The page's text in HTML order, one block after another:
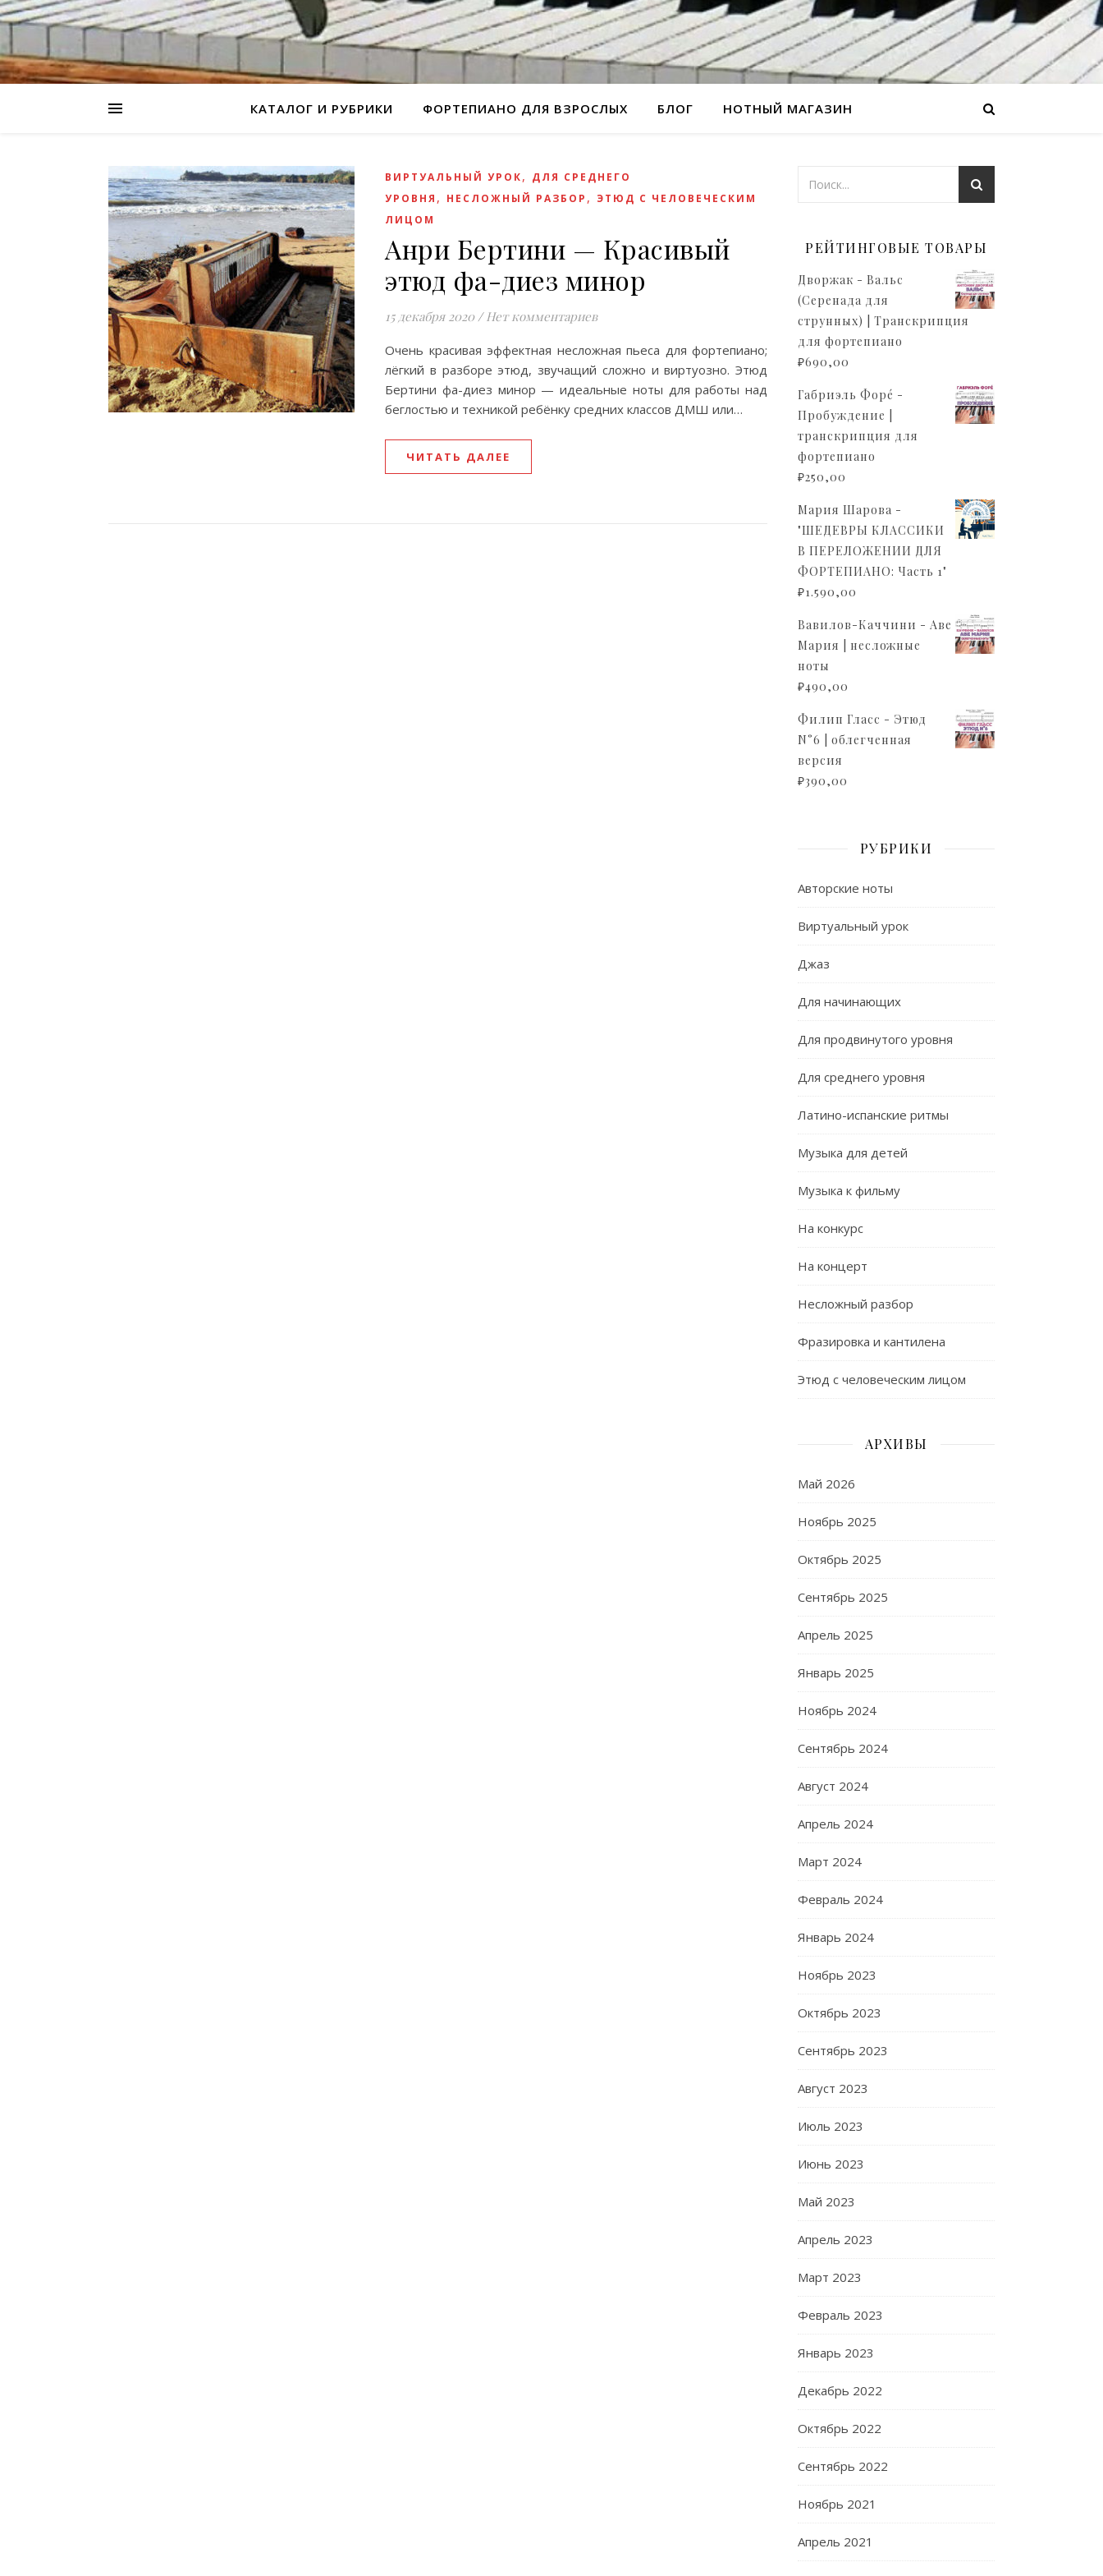
КАТАЛОГ И РУБРИКИ ФОРТЕПИАНО ДЛЯ ВЗРОСЛЫХ БЛОГ НОТНЫЙ МАГАЗИН
ВИРТУАЛЬНЫЙ УРОК, ДЛЯ СРЕДНЕГО
УРОВНЯ , НЕСЛОЖНЫЙ РАЗБОР , ЭТЮД С ЧЕЛОВЕЧЕСКИМ
ЛИЦОМ
Анри Бертини — Красивый
этюд фа-диез минор
15 декабря 2020 / Нет комментариев
Очень красивая эффектная несложная пьеса для фортепиано;
лёгкий в разборе этюд, звучащий сложно и виртуозно. Этюд
Бертини фа-диез минор — идеальные ноты для работы над
беглостью и техникой ребёнку средних классов ДМШ или…
ЧИТАТЬ ДАЛЕЕ
РЕЙТИНГОВЫЕ ТОВАРЫ
Дворжак - Вальс
(Серенада для
струнных) | Транскрипция
для фортепиано
₽690,00
Габриэль Форé -
Пробуждение |
транскрипция для
фортепиано
₽250,00
Мария Шарова -
"ШЕДЕВРЫ КЛАССИКИ
В ПЕРЕЛОЖЕНИИ ДЛЯ
ФОРТЕПИАНО: Часть 1"
₽1.590,00
Вавилов-Каччини - Аве
Мария | несложные
ноты
₽490,00
Филип Гласс - Этюд
N°6 | облегченная
версия
₽390,00
РУБРИКИ
Авторские ноты
Виртуальный урок
Джаз
Для начинающих
Для продвинутого уровня
Для среднего уровня
Латино-испанские ритмы
Музыка для детей
Музыка к фильму
На конкурс
На концерт
Несложный разбор
Фразировка и кантилена
Этюд с человеческим лицом
АРХИВЫ
Май 2026
Ноябрь 2025
Октябрь 2025
Сентябрь 2025
Апрель 2025
Январь 2025
Ноябрь 2024
Сентябрь 2024
Август 2024
Апрель 2024
Март 2024
Февраль 2024
Январь 2024
Ноябрь 2023
Октябрь 2023
Сентябрь 2023
Август 2023
Июль 2023
Июнь 2023
Май 2023
Апрель 2023
Март 2023
Февраль 2023
Январь 2023
Декабрь 2022
Октябрь 2022
Сентябрь 2022
Ноябрь 2021
Апрель 2021